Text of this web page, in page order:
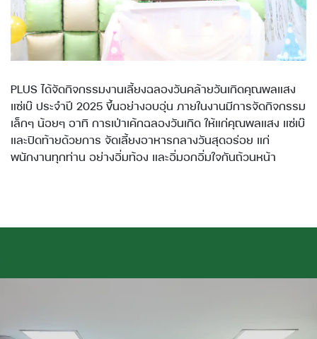
PLUS ได้จัดกิจกรรมงานเลี้ยงฉลองวันคล้ายวันเกิดคุณพลแสง
แซ่เบ๊ ประจำปี 2025 ขึ้นอย่างอบอุ่น ภายในงานมีการจัดกิจกรรม
เล็กๆ น้อยๆ อาทิ การเป่าเค้กฉลองวันเกิด ให้แก่คุณพลแสง แซ่เบ๊
และปิดท้ายด้วยการ จัดเลี้ยงอาหารกลางวันสุดอร่อย แก่
พนักงานทุกท่าน อย่างอิ่มท้อง และอิ่มอกอิ่มใจกันถ้วนหน้า